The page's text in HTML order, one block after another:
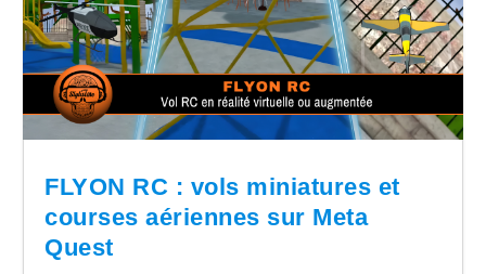
FLYON RC : vols miniatures et
courses aériennes sur Meta
Quest